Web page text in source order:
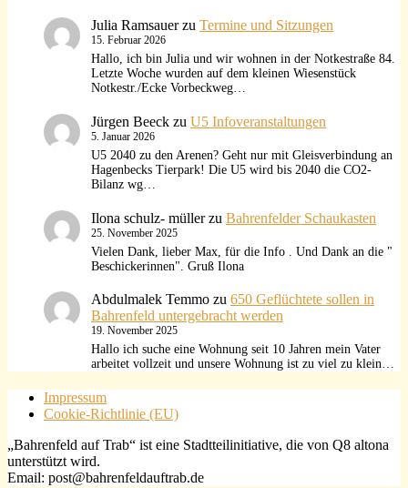
Julia Ramsauerzu Termine und Sitzungen
15. Februar 2026
Hallo, ich bin Julia und wir wohnen in der Notkestraße 84.
Letzte Woche wurden auf dem kleinen Wiesenstück
Notkestr./Ecke Vorbeckweg…
Jürgen Beeck zu U5 Infoveranstaltungen
5. Januar 2026
U5 2040 zu den Arenen? Geht nur mit Gleisverbindung an
Hagenbecks Tierpark! Die U5 wird bis 2040 die CO2-
Bilanz wg…
Ilona schulz- müllerzu Bahrenfelder Schaukasten
25. November 2025
Vielen Dank, lieber Max, für die Info . Und Dank an die "
Beschickerinnen". Gruß Ilona
Abdulmalek Temmo zu 650 Geflüchtete sollen in
Bahrenfeld untergebracht werden
19. November 2025
Hallo ich suche eine Wohnung seit 10 Jahren mein Vater
arbeitet vollzeit und unsere Wohnung ist zu viel zu klein…
Impressum
Cookie-Richtlinie (EU)
„Bahrenfeld auf Trab“ ist eine Stadtteilinitiative, die von Q8 altona
unterstützt wird.
Email: post@bahrenfeldauftrab.de